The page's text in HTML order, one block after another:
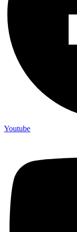
Youtube